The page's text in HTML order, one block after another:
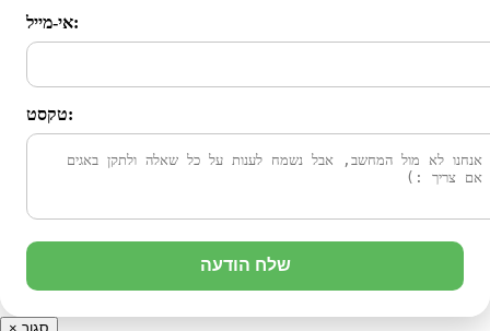
אי-מייל:
טקסט:
שלח הודעה